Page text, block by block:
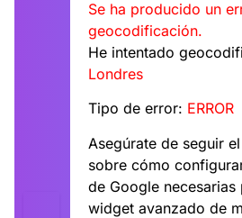
Se ha producido un
geocodificación.
He intentado
Londres
Tipo de error: ERROR
Asegúrate de seguir
sobre cómo
de Google necesarias
widget avanzado de